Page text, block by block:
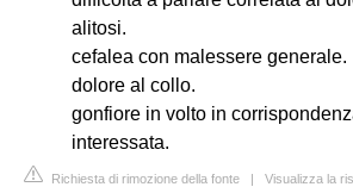
alitosi.
cefalea con malessere generale.
dolore al collo.
gonfiore in volto in
interessata.
Richiesta di rimozione della fonte | Visualizza la